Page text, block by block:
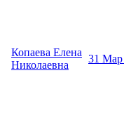
Копаева Елена
Николаевна
31 Мар